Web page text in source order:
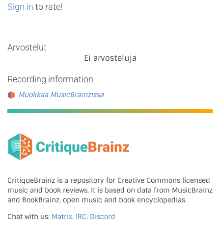
Sign in to rate!
Arvostelut
Ei arvosteluja
Recording information
Muokkaa MusicBrainzissa
CritiqueBrainz is a repository for Creative Commons licensed
music and book reviews. It is based on data from MusicBrainz
and BookBrainz, open music and book encyclopedias.
Chat with us: Matrix, IRC, Discord